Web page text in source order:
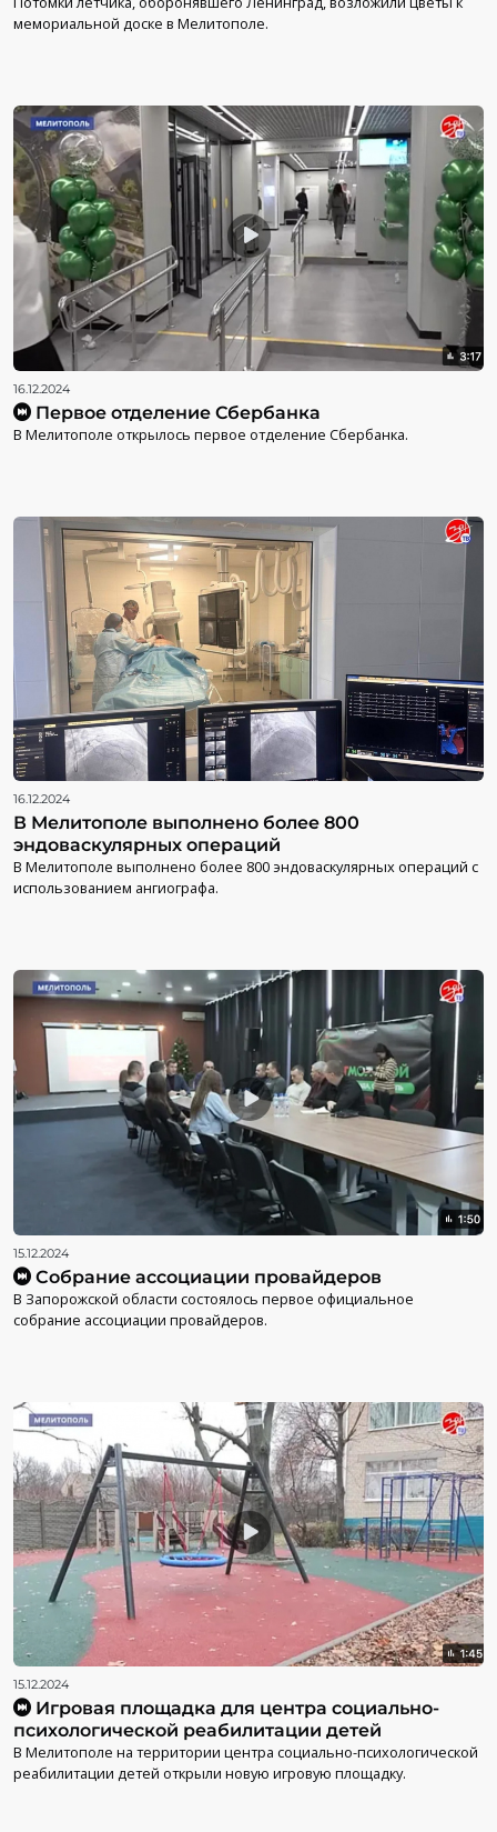
мемориальной доске в Мелитополе.
16.12.2024
Первое отделение Сбербанка
В Мелитополе открылось первое отделение Сбербанка.
16.12.2024
В Мелитополе выполнено более 800
эндоваскулярных операций
В Мелитополе выполнено более 800 эндоваскулярных операций с
использованием ангиографа.
15.12.2024
Собрание ассоциации провайдеров
В Запорожской области состоялось первое официальное
собрание ассоциации провайдеров.
15.12.2024
Игровая площадка для центра социально-
психологической реабилитации детей
В Мелитополе на территории центра социально-психологической
реабилитации детей открыли новую игровую площадку.